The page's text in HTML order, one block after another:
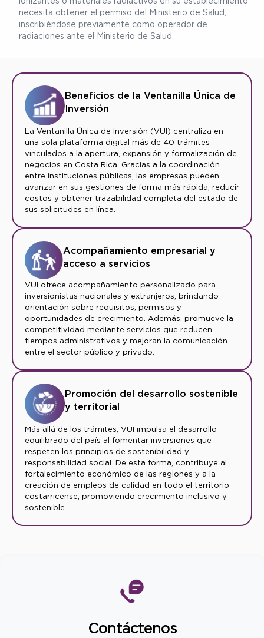
necesita obtener el permiso del Ministerio de Salud,
inscribiéndose previamente como operador de
radiaciones ante el Ministerio de Salud.
Beneficios de la Ventanilla Única de
Inversión
La Ventanilla Única de Inversión (VUI) centraliza en
una sola plataforma digital más de 40 trámites
vinculados a la apertura, expansión y formalización de
negocios en Costa Rica. Gracias a la coordinación
entre instituciones públicas, las empresas pueden
avanzar en sus gestiones de forma más rápida, reducir
costos y obtener trazabilidad completa del estado de
sus solicitudes en línea.
Acompañamiento empresarial y
acceso a servicios
VUI ofrece acompañamiento personalizado para
inversionistas nacionales y extranjeros, brindando
orientación sobre requisitos, permisos y
oportunidades de crecimiento. Además, promueve la
competitividad mediante servicios que reducen
tiempos administrativos y mejoran la comunicación
entre el sector público y privado.
Promoción del desarrollo sostenible
y territorial
Más allá de los trámites, VUI impulsa el desarrollo
equilibrado del país al fomentar inversiones que
respeten los principios de sostenibilidad y
responsabilidad social. De esta forma, contribuye al
fortalecimiento económico de las regiones y a la
creación de empleos de calidad en todo el territorio
costarricense, promoviendo crecimiento inclusivo y
sostenible.
Contáctenos